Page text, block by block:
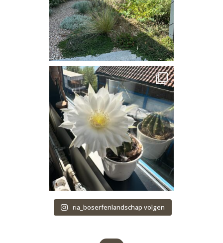
ria_boserfenlandschap volgen